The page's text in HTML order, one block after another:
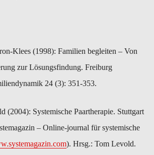
Klees (1998): Familien begleiten – Von
zur Lösungsfindung. Freiburg
24 (3): 351-353.
(2004): Systemische Paartherapie. Stuttgart
– Online-journal für systemische
). Hrsg.: Tom Levold.